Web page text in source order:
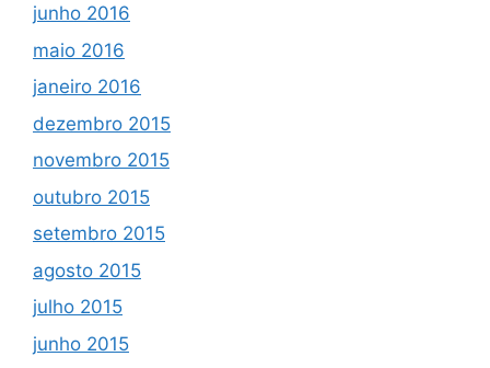
junho 2016
maio 2016
janeiro 2016
dezembro 2015
novembro 2015
outubro 2015
setembro 2015
agosto 2015
julho 2015
junho 2015